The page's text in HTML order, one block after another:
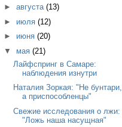
► августа (13)
► июля (12)
► июня (20)
▼ мая (21)
Лайфспринг в Самаре:
наблюдения изнутри
Наталия Зоркая: "Не бунтари,
а приспособленцы"
Свежие исследования о лжи:
"Ложь наша насущная"